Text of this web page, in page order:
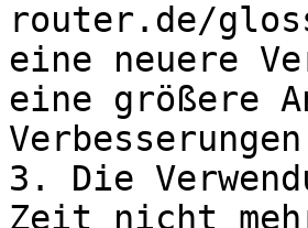
router.de/
eine neuere
eine größere
3. Die
Zeit nicht